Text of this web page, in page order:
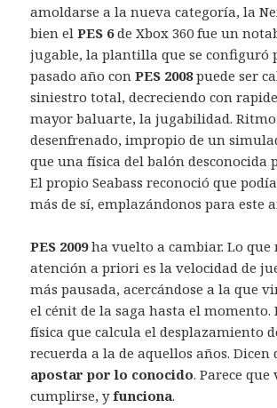
amoldarse a la nueva categoría, la
bien elPES 6de Xbox 360 fue un
jugable, la plantilla que se configuró
pasado año conPES 2008puede ser
siniestro total, decreciendo con
mayor baluarte, la jugabilidad. Ritmo
desenfrenado, impropio de un
que una física del balón desconocida
El propio Seabass reconoció que
más de sí, emplazándonos para este
PES 2009ha vuelto a cambiar. Lo que
atención a priori es la velocidad de
más pausada, acercándose a la que
el cénit de la saga hasta el momento.
física que calcula el desplazamiento
recuerda a la de aquellos años. Dicen
apostar por lo conocido. Parece que
cumplirse, yfunciona.